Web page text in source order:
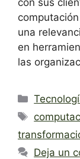
con sus
una
en
las
Etiquetas
Deja un